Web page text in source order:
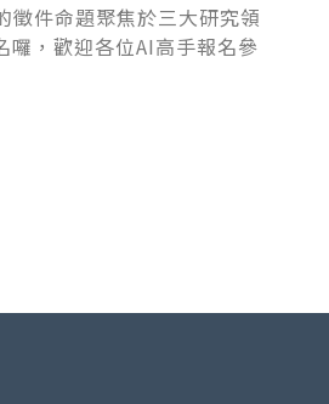
徵件命題聚焦於三大研究領
囉，歡迎各位AI高手報名參